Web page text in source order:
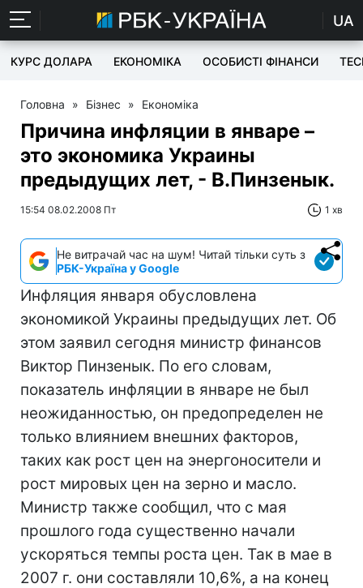
UA
КУРС ДОЛАРА ЕКОНОМІКА ОСОБИСТІ ФІНАНСИ
Головна » Бізнес » Економіка
Причина инфляции в январе –
это экономика Украины
предыдущих лет, - В.Пинзенык.
15:54 08.02.2008 Пт 1 хв
Не витрачай час на шум! Читай тільки суть з
РБК-Україна у Google
Инфляция января обусловлена
экономикой Украины предыдущих лет. Об
этом заявил сегодня министр финансов
Виктор Пинзенык. По его словам,
показатель инфляции в январе не был
неожиданностью, он предопределен не
только влиянием внешних факторов,
таких как рост цен на энергоносители и
рост мировых цен на зерно и масло.
Министр также сообщил, что с мая
прошлого года существенно начали
ускоряться темпы роста цен. Так в мае в
2007 г. они составляли 10,6%, а на конец